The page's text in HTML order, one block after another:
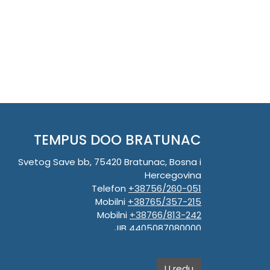
TEMPUS DOO BRATUNAC
Svetog Save bb, 75420 Bratunac, Bosna i
Hercegovina
Telefon +38756/260-051
Mobilni +38765/357-215
Mobilni +38766/813-242
JIB 4405087080000